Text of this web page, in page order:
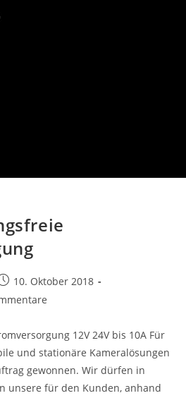
10. Oktober 2018
12V 24V bis 10A Für
und stationäre Kameralösungen
gewonnen. Wir dürfen in
unsere für den Kunden, anhand